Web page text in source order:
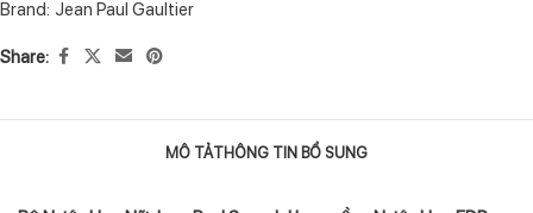
Brand: Jean Paul Gaultier
Share:
MÔ TẢTHÔNG TIN BỔ SUNG